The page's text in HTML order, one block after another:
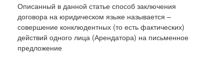
Описанный в данной статье способ заключения
договора на юридическом языке называется –
совершение конклюдентных (то есть фактических)
действий одного лица (Арендатора) на письменное
предложение